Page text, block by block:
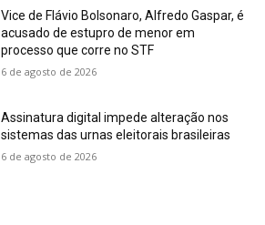
Vice de Flávio Bolsonaro, Alfredo Gaspar, é
acusado de estupro de menor em
processo que corre no STF
6 de agosto de 2026
Assinatura digital impede alteração nos
sistemas das urnas eleitorais brasileiras
6 de agosto de 2026